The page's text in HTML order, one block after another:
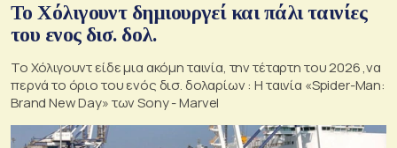
Το Χόλιγουντ δημιουργεί και πάλι ταινίες
του ενος δισ. δολ.
Το Χόλιγουντ είδε μια ακόμη ταινία, την τέταρτη του 2026 ,να
περνά το όριο του ενός δισ. δολαρίων : H ταινία «Spider-Man:
Brand New Day» των Sony - Marvel